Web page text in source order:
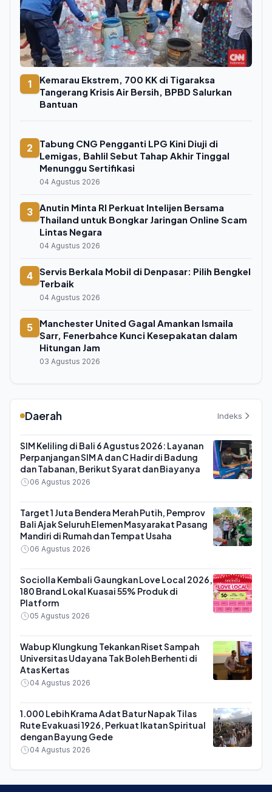
1
Kemarau Ekstrem, 700 KK di Tigaraksa
Tangerang Krisis Air Bersih, BPBD Salurkan
Bantuan
2
Tabung CNG Pengganti LPG Kini Diuji di
Lemigas, Bahlil Sebut Tahap Akhir Tinggal
Menunggu Sertifikasi
04 Agustus 2026
3 Anutin Minta RI Perkuat Intelijen Bersama
Thailand untuk Bongkar Jaringan Online Scam
Lintas Negara
04 Agustus 2026
4 Servis Berkala Mobil di Denpasar: Pilih Bengkel
Terbaik
04 Agustus 2026
5
Manchester United Gagal Amankan Ismaila
Sarr, Fenerbahce Kunci Kesepakatan dalam
Hitungan Jam
03 Agustus 2026
Daerah Indeks
SIM Keliling di Bali 6 Agustus 2026: Layanan
Perpanjangan SIM A dan C Hadir di Badung
dan Tabanan, Berikut Syarat dan Biayanya
06 Agustus 2026
Target 1 Juta Bendera Merah Putih, Pemprov
Bali Ajak Seluruh Elemen Masyarakat Pasang
Mandiri di Rumah dan Tempat Usaha
06 Agustus 2026
Sociolla Kembali Gaungkan Love Local 2026,
180 Brand Lokal Kuasai 55% Produk di
Platform
05 Agustus 2026
Wabup Klungkung Tekankan Riset Sampah
Universitas Udayana Tak Boleh Berhenti di
Atas Kertas
04 Agustus 2026
1.000 Lebih Krama Adat Batur Napak Tilas
Rute Evakuasi 1926, Perkuat Ikatan Spiritual
dengan Bayung Gede
04 Agustus 2026